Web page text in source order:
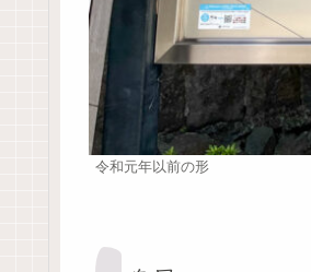
令和元年以前の形